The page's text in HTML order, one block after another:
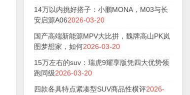
14万以内挑好搭子：小鹏MONA，M03与长
安启源A062026-03-20
国产高端新能源MPV大比拼，魏牌高山PK岚
图梦想家，如何2026-03-20
15万左右的suv：瑞虎9耀享版凭四大优势领
跑同级2026-03-20
四款各具特点紧凑型SUV商品性横评2026-